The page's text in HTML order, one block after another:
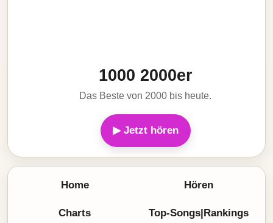
1000 2000er
Das Beste von 2000 bis heute.
▶ Jetzt hören
Home Hören
Charts Top-Songs|Rankings